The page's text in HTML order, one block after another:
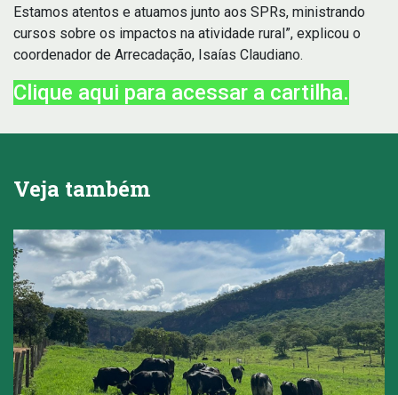
Estamos atentos e atuamos junto aos SPRs, ministrando
cursos sobre os impactos na atividade rural”, explicou o
coordenador de Arrecadação, Isaías Claudiano.
Clique aqui para acessar a cartilha.
Veja também